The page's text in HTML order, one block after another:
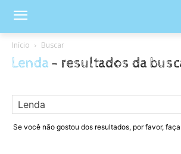
Início Buscar
Lenda - resultados da
Se você não gostou dos resultados, por favor,